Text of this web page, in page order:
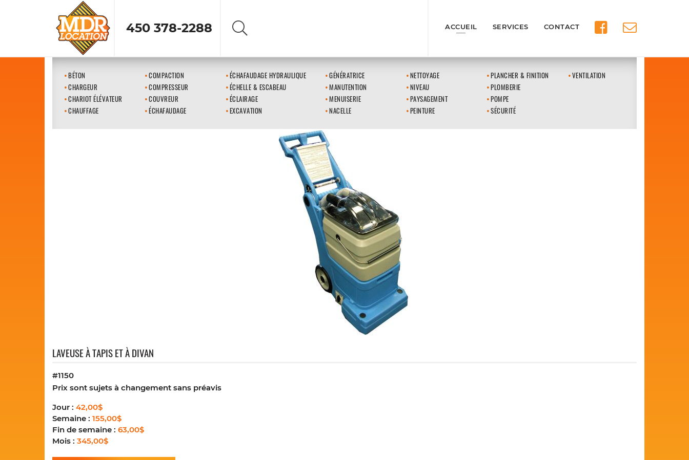
450 378-2288 ACCUEIL SERVICES CONTACT
BÉTON
CHARGEUR
CHARIOT ÉLÉVATEUR
CHAUFFAGE
COMPACTION
COMPRESSEUR
COUVREUR
ÉCHAFAUDAGE
ÉCHAFAUDAGE HYDRAULIQUE
ÉCHELLE & ESCABEAU
ÉCLAIRAGE
EXCAVATION
GÉNÉRATRICE
MANUTENTION
MENUISERIE
NACELLE
NETTOYAGE
NIVEAU
PAYSAGEMENT
PEINTURE
PLANCHER & FINITION
PLOMBERIE
POMPE
SÉCURITÉ
VENTILATION
LAVEUSE À TAPIS ET À DIVAN
#1150
Prix sont sujets à changement sans préavis
Jour : 42,00$
Semaine : 155,00$
Fin de semaine : 63,00$
Mois : 345,00$